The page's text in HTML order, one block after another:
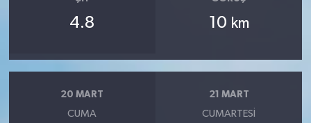
4.8 10 km
20 MART
CUMA
21 MART
CUMARTESI